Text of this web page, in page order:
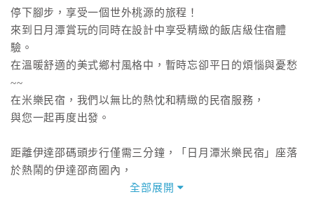
停下腳步，享受一個世外桃源的旅程！
來到日月潭賞玩的同時在設計中享受精緻的飯店級住宿體
驗。
在溫暖舒適的美式鄉村風格中，暫時忘卻平日的煩惱與憂愁
~~
在米樂民宿，我們以無比的熱忱和精緻的民宿服務，
與您一起再度出發。
距離伊達邵碼頭步行僅需三分鐘，「日月潭米樂民宿」座落
於熱鬧的伊達邵商圈內，
幾步之遙便可以享受道地邵族精心準備的原住民風味餐、山
全部展開